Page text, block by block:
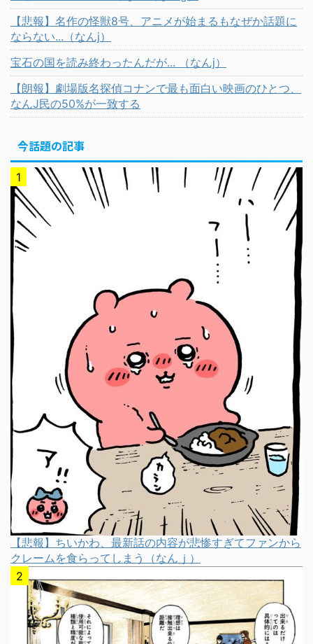
【悲報】名作の怪獣8号、アニメが始まるもなぜか話題に
ならない...（なんj）
宝石の国を読み終わったんだが... （なんj）
【朗報】劇場版名探偵コナンで最も面白い映画のひとつ、
なんJ民の50%が一致する
今話題の記事
【悲報】ちいかわ、最新話の内容が悲惨すぎてファンから
クレームを食らってしまう（なんｊ）